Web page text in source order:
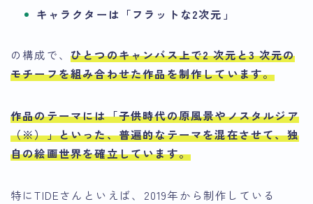
キャラクターは「フラットな2次元」
の構成で、 ひとつのキャンバス上で2 次元と3 次元の
モチーフを組み合わせた作品を制作しています。
作品のテーマには「子供時代の原風景やノスタルジア
（※）」といった、普遍的なテーマを混在させて、独
自の絵画世界を確立しています。
特にTIDEさんといえば、2019年から制作している